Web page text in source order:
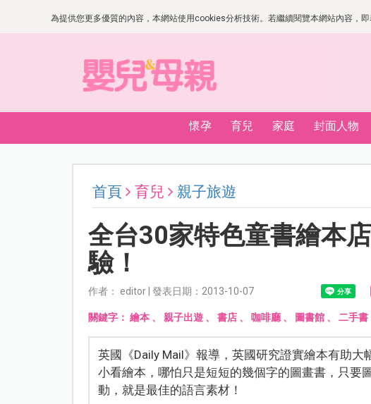
為提供您更多優質的內容，本網站使用cookies分析技術。若繼續閱覽本網站內容，
懷孕 育兒 家庭 封面人物
首頁 育兒 親子旅遊
全台30家特色童書繪本
驗！
作者： editor | 發表日期：2013-10-07
關鍵字： 繪本、 親子出遊、 書店、 咖啡廳、 圖書館、 二手書
英國《Daily Mail》報導，英國研究證實繪本有助
小看繪本，哪怕只是短短的幾個字的圖畫書，只要
動，就是最佳的語言素材！